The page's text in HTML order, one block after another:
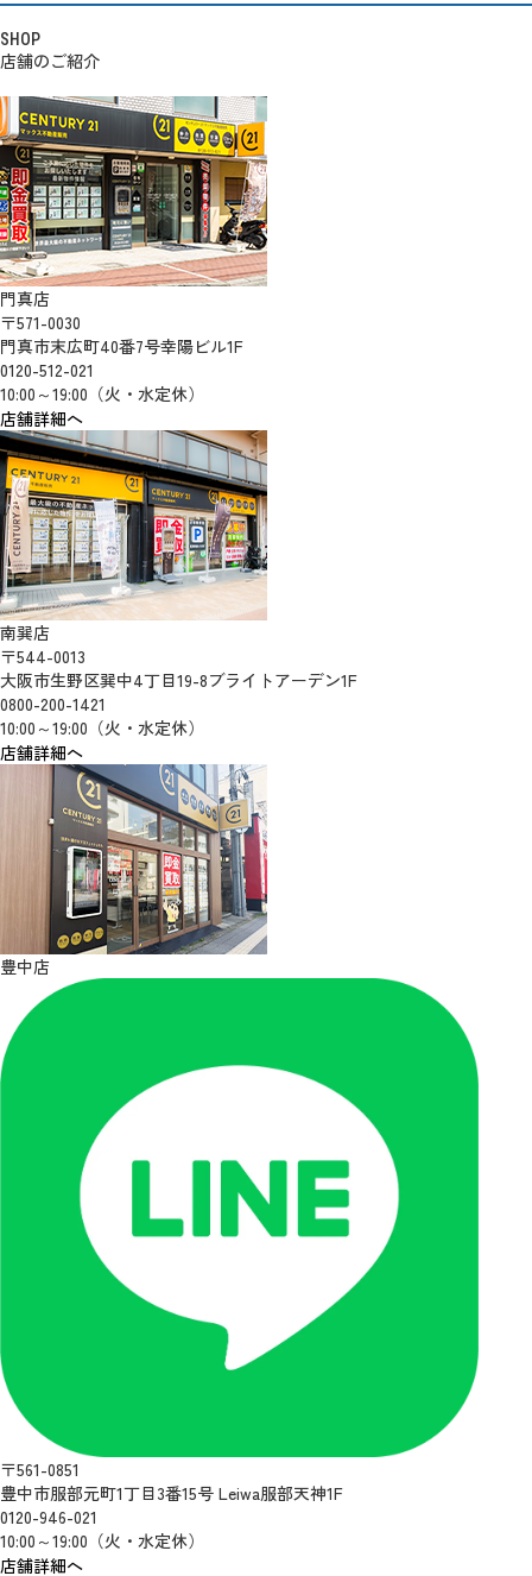
SHOP
店舗のご紹介
門真店
〒571-0030
門真市末広町40番7号幸陽ビル1F
0120-512-021
10:00～19:00（火・水定休）
店舗詳細へ
南巽店
〒544-0013
大阪市生野区巽中4丁目19-8ブライトアーデン1F
0800-200-1421
10:00～19:00（火・水定休）
店舗詳細へ
豊中店
〒561-0851
豊中市服部元町1丁目3番15号 Leiwa服部天神1F
0120-946-021
10:00～19:00（火・水定休）
店舗詳細へ